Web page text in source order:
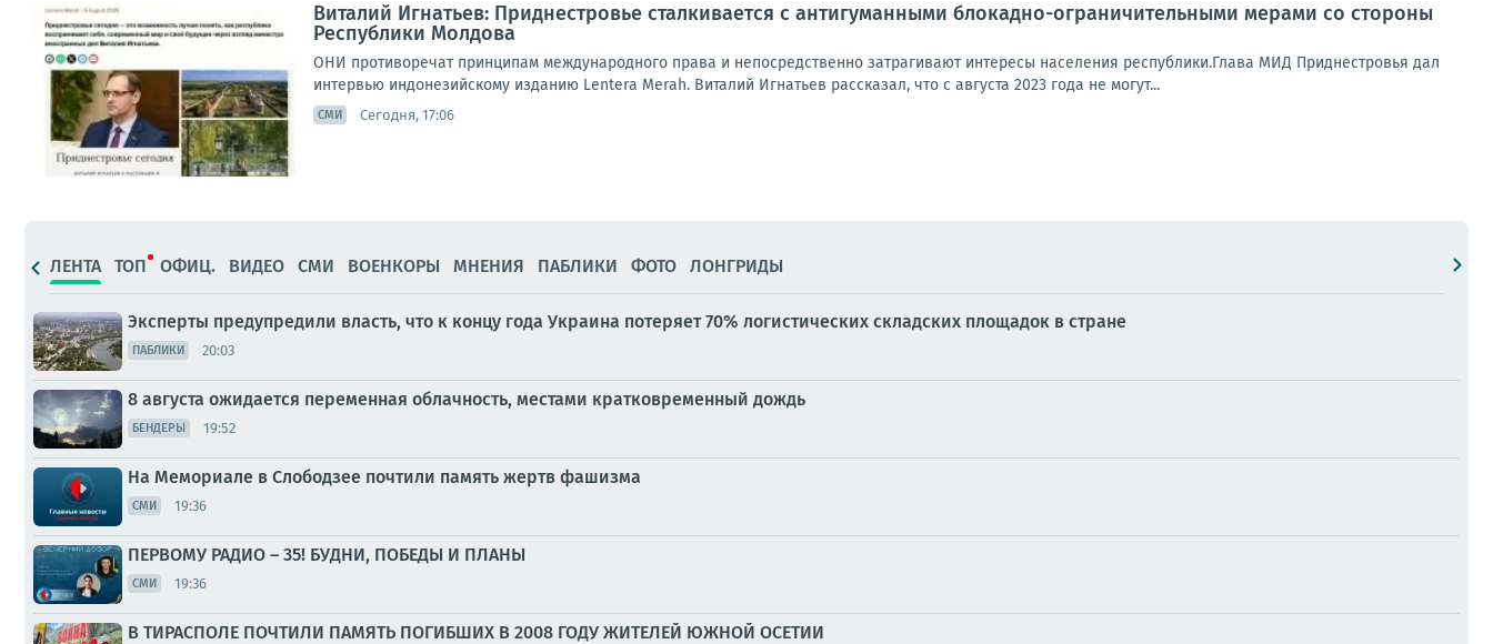
Виталий Игнатьев: Приднестровье сталкивается с антигуманными блокадно-ограничительными мерами со стороны
Республики Молдова
ОНИ противоречат принципам международного права и непосредственно затрагивают интересы населения республики.Глава МИД Приднестровья дал
интервью индонезийскому изданию Lentera Merah. Виталий Игнатьев рассказал, что с августа 2023 года не могут...
СМИ Сегодня, 17:06
ЛЕНТА ТОП ОФИЦ. ВИДЕО СМИ ВОЕНКОРЫ МНЕНИЯ ПАБЛИКИ ФОТО ЛОНГРИДЫ
Эксперты предупредили власть, что к концу года Украина потеряет 70% логистических складских площадок в стране
ПАБЛИКИ 20:03
8 августа ожидается переменная облачность, местами кратковременный дождь
БЕНДЕРЫ 19:52
На Мемориале в Слободзее почтили память жертв фашизма
СМИ 19:36
ПЕРВОМУ РАДИО – 35! БУДНИ, ПОБЕДЫ И ПЛАНЫ
СМИ 19:36
В ТИРАСПОЛЕ ПОЧТИЛИ ПАМЯТЬ ПОГИБШИХ В 2008 ГОДУ ЖИТЕЛЕЙ ЮЖНОЙ ОСЕТИИ